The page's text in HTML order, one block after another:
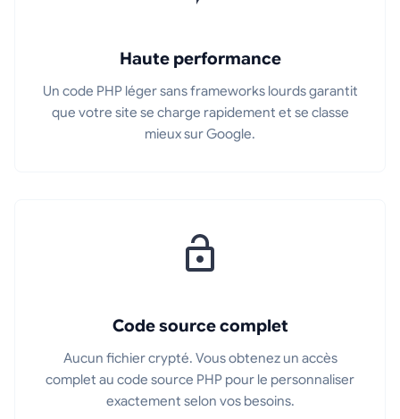
Haute performance
Un code PHP léger sans frameworks lourds garantit
que votre site se charge rapidement et se classe
mieux sur Google.
Code source complet
Aucun fichier crypté. Vous obtenez un accès
complet au code source PHP pour le personnaliser
exactement selon vos besoins.